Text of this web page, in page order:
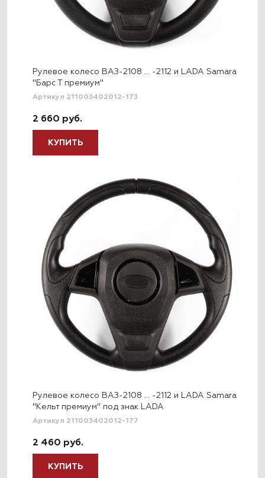
Рулевое колесо ВАЗ-2108 … -2112 и LADA Samara
"Барс Т премиум"
Артикул 211003402012-173
2 660 руб.
КУПИТЬ
Рулевое колесо ВАЗ-2108 … -2112 и LADA Samara
"Кельт премиум" под знак LADA
Артикул 211003402012-177
2 460 руб.
КУПИТЬ